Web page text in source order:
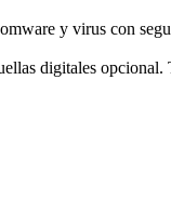
y virus con
digitales opcional.